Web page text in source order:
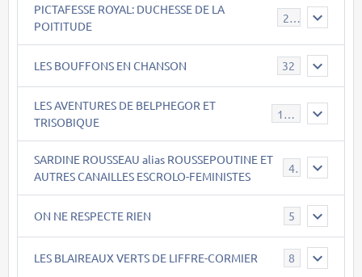
PICTAFESSE ROYAL: DUCHESSE DE LA
POITITUDE
23
LES BOUFFONS EN CHANSON 32
LES AVENTURES DE BELPHEGOR ET
TRISOBIQUE
147
SARDINE ROUSSEAU alias ROUSSEPOUTINE ET
AUTRES CANAILLES ESCROLO-FEMINISTES
40
ON NE RESPECTE RIEN 5
LES BLAIREAUX VERTS DE LIFFRE-CORMIER 8